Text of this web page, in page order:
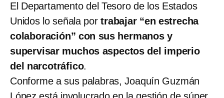
El Departamento del Tesoro de los Estados
Unidos lo señala portrabajar “en estrecha
colaboración” con sus hermanos y
supervisar muchos aspectos del imperio
del narcotráfico.
Conforme a sus palabras, Joaquín Guzmán